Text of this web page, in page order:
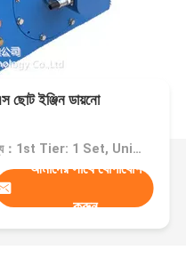
ইঞ্জিন ডায়নো
মূল্য：1st Tier: 1 Set, Unit Price USD 3.00 2nd Tier: 2-5 Sets, Unit Price USD 2.00 3rd Tier: Over 5 Sets, Unit Price USD 1.00
আমাদের সাথে যোগাযোগ
করুন